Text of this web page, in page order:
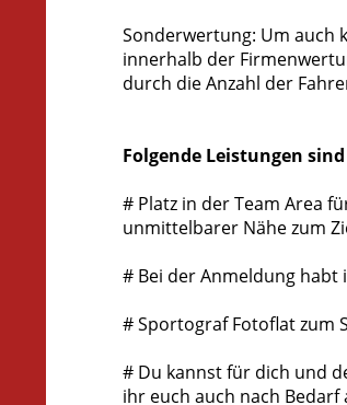
Sonderwertung: Um auch
innerhalb der
durch die Anzahl der
Folgende Leistungen
# Platz in der Team Area
unmittelbarer Nähe zum
# Bei der Anmeldung habt
# Sportograf Fotoflat zum
# Du kannst für dich und
ihr euch auch nach